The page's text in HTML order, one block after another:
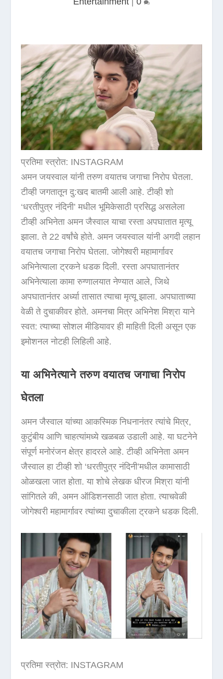
प्रतिमा स्त्रोत: INSTAGRAM
अमन जयस्वाल यांनी तरुण वयातच जगाचा निरोप घेतला.
टीव्ही जगतातून दु:खद बातमी आली आहे. टीव्ही शो
‘धरतीपुत्र नंदिनी’ मधील भूमिकेसाठी प्रसिद्ध असलेला
टीव्ही अभिनेता अमन जैस्वाल याचा रस्ता अपघातात मृत्यू
झाला. ते 22 वर्षांचे होते. अमन जयस्वाल यांनी अगदी लहान
वयातच जगाचा निरोप घेतला. जोगेश्वरी महामार्गावर
अभिनेत्याला ट्रकने धडक दिली. रस्ता अपघातानंतर
अभिनेत्याला कामा रुग्णालयात नेण्यात आले, जिथे
अपघातानंतर अर्ध्या तासात त्याचा मृत्यू झाला. अपघाताच्या
वेळी ते दुचाकीवर होते. अमनचा मित्र अभिनेश मिश्रा याने
स्वत: त्याच्या सोशल मीडियावर ही माहिती दिली असून एक
इमोशनल नोटही लिहिली आहे.
या अभिनेत्याने तरुण वयातच जगाचा निरोप
घेतला
अमन जैस्वाल यांच्या आकस्मिक निधनानंतर त्यांचे मित्र,
कुटुंबीय आणि चाहत्यांमध्ये खळबळ उडाली आहे. या घटनेने
संपूर्ण मनोरंजन क्षेत्र हादरले आहे. टीव्ही अभिनेता अमन
जैस्वाल हा टीव्ही शो ‘धरतीपुत्र नंदिनी’मधील कामासाठी
ओळखला जात होता. या शोचे लेखक धीरज मिश्रा यांनी
सांगितले की, अमन ऑडिशनसाठी जात होता. त्याचवेळी
जोगेश्वरी महामार्गावर त्यांच्या दुचाकीला ट्रकने धडक दिली.
प्रतिमा स्त्रोत: INSTAGRAM